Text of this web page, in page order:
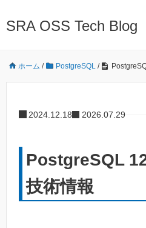
SRA OSS Tech Blog
ホーム / PostgreSQL /
2024.12.18 2026.07.29
PostgreSQL
技術情報